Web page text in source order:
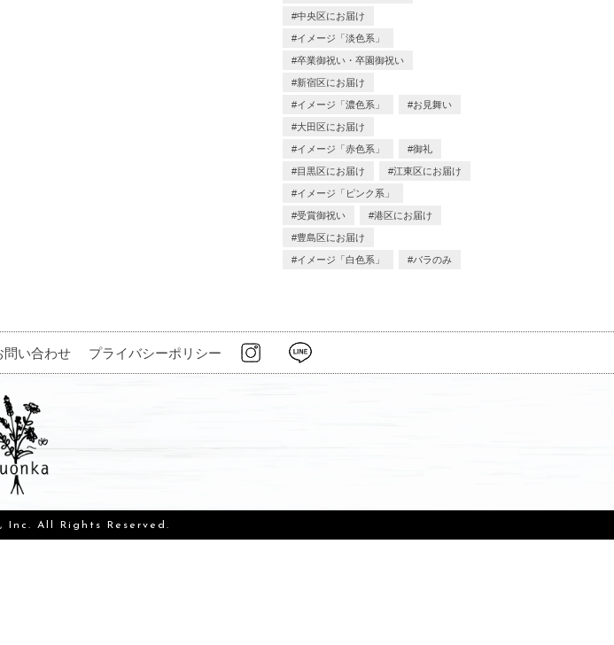
中央区にお届け
イメージ「淡色系」
卒業御祝い・卒園御祝い
新宿区にお届け
イメージ「濃色系」 お見舞い
大田区にお届け
イメージ「赤色系」 御礼
目黒区にお届け 江東区にお届け
イメージ「ピンク系」
受賞御祝い 港区にお届け
豊島区にお届け
イメージ「白色系」 バラのみ
問い合わせ プライバシーポリシー
Inc. All Rights Reserved.